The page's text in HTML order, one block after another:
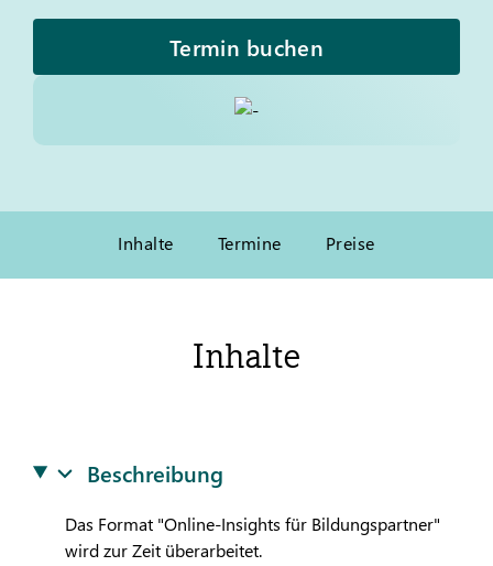
Termin buchen
Inhalte Termine Preise
Inhalte
Beschreibung
Das Format "Online-Insights für Bildungspartner"
wird zur Zeit überarbeitet.